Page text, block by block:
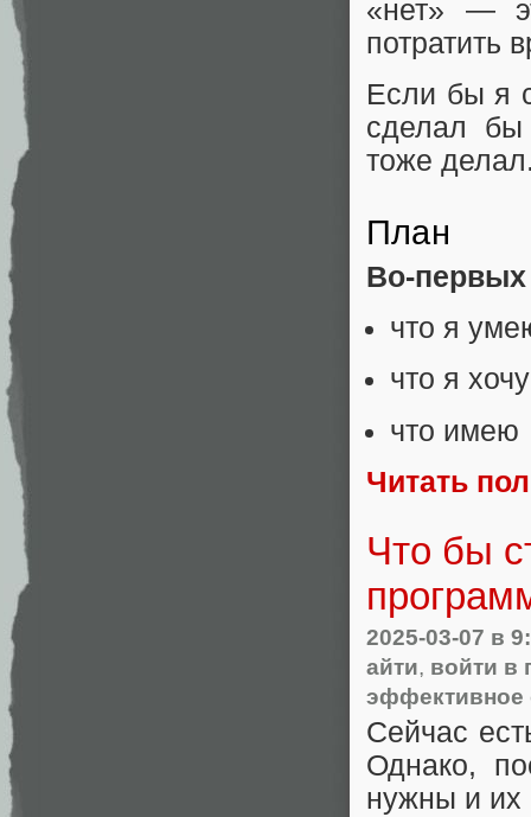
«нет» —
потратить
Если бы я
сделал бы
тоже
План
Во-первых
что я
что я хочу
что имею
Читать
Что бы
2025-03-07 в
айти, войти в
эффективное
Сейчас
Однако,
нужны и их